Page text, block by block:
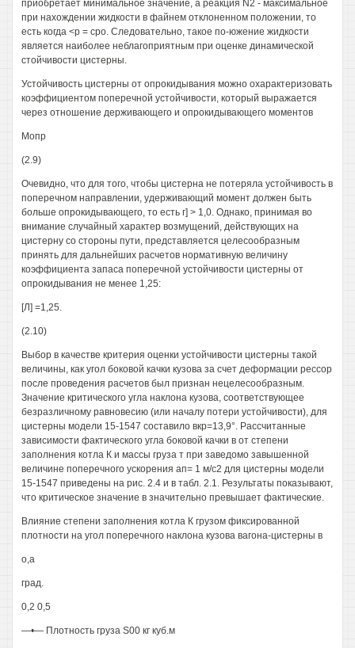
приобретает минимальное значение, а реакция N2 - максимальное
при нахождении жидкости в файнем отклоненном положении, то
есть когда <р = сро. Следовательно, такое по-южение жидкости
является наиболее неблагоприятным при оценке динамической
стойчивости цистерны.
Устойчивость цистерны от опрокидывания можно охарактеризовать
коэффициентом поперечной устойчивости, который выражается
через отношение держивающего и опрокидывающего моментов
Мопр
(2.9)
Очевидно, что для того, чтобы цистерна не потеряла устойчивость в
поперечном направлении, удерживающий момент должен быть
больше опрокидывающего, то есть г] > 1,0. Однако, принимая во
внимание случайный характер возмущений, действующих на
цистерну со стороны пути, представляется целесообразным
принять для дальнейших расчетов нормативную величину
коэффициента запаса поперечной устойчивости цистерны от
опрокидывания не менее 1,25:
[Л] =1,25.
(2.10)
Выбор в качестве критерия оценки устойчивости цистерны такой
величины, как угол боковой качки кузова за счет деформации рессор
после проведения расчетов был признан нецелесообразным.
Значение критического угла наклона кузова, соответствующее
безразличному равновесию (или началу потери устойчивости), для
цистерны модели 15-1547 составило вкр=13,9°. Рассчитанные
зависимости фактического угла боковой качки в от степени
заполнения котла К и массы груза т при заведомо завышенной
величине поперечного ускорения ап= 1 м/с2 для цистерны модели
15-1547 приведены на рис. 2.4 и в табл. 2.1. Результаты показывают,
что критическое значение в значительно превышает фактические.
Влияние степени заполнения котла К грузом фиксированной
плотности на угол поперечного наклона кузова вагона-цистерны в
о,а
град.
0,2 0,5
—•— Плотность груза S00 кг куб.м